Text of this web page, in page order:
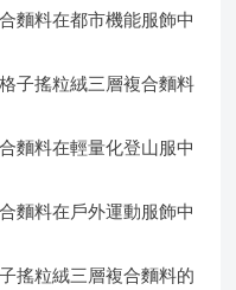
麵料在都市機能服飾中
子搖粒絨三層複合麵料
麵料在輕量化登山服中
麵料在戶外運動服飾中
搖粒絨三層複合麵料的